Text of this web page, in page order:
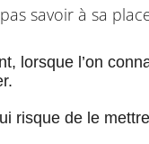
savoir à sa
lorsque l’on
risque de le